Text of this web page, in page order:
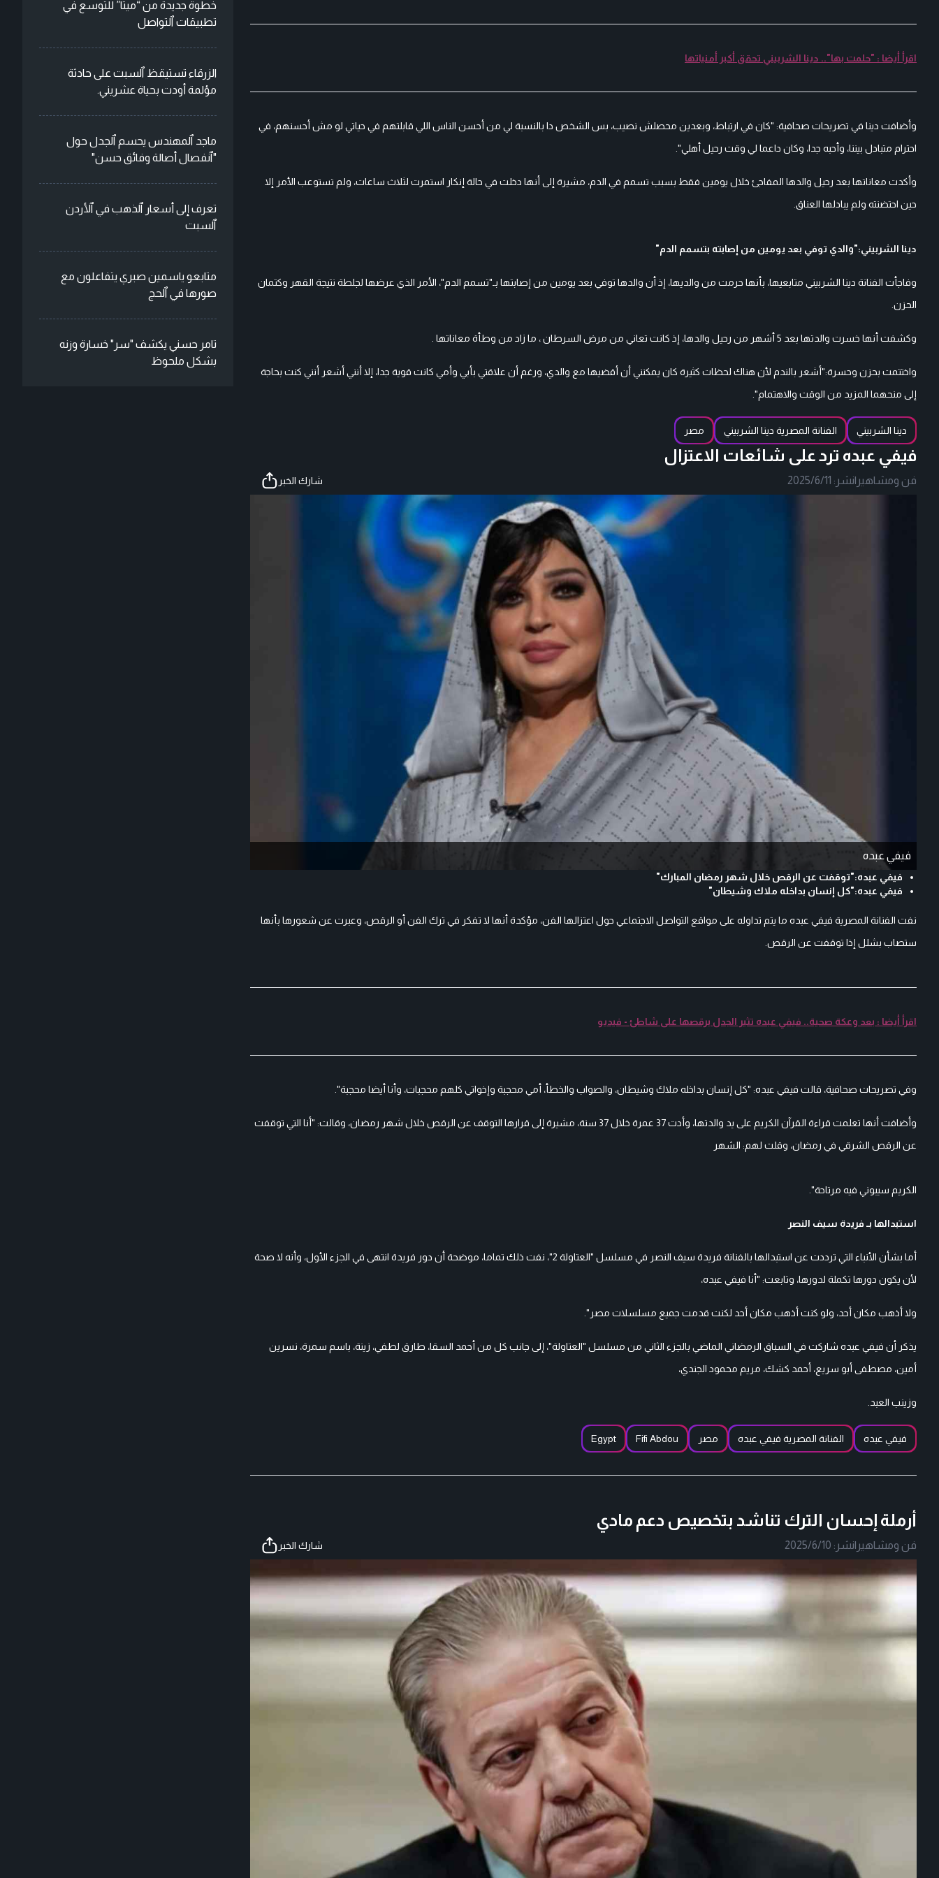
اقرأ أيضا : "حلمت بها".. دينا الشربيني تحقق أكبر أمنياتها
وأضافت دينا في تصريحات صحافية: "كان في ارتباط، وبعدين محصلش نصيب، بس الشخص دا بالنسبة لي من أحسن الناس اللي قابلتهم في حياتي لو مش أحسنهم، في
احترام متبادل بيننا، وأحبه جدا، وكان داعما لي وقت رحيل أهلي".
وأكدت معاناتها بعد رحيل والدها المفاجئ خلال يومين فقط بسبب تسمم في الدم، مشيرة إلى أنها دخلت في حالة إنكار استمرت لثلاث ساعات، ولم تستوعب الأمر إلا
حين احتضنته ولم يبادلها العناق.
دينا الشربيني:"والدي توفي بعد يومين من إصابته بتسمم الدم"
وفاجأت الفنانة دينا الشربيني متابعيها، بأنها حرمت من والديها، إذ أن والدها توفي بعد يومين من إصابتها بـ"تسمم الدم"، الأمر الذي عرضها لجلطة نتيجة القهر وكتمان
الحزن.
وكشفت أنها خسرت والدتها بعد 5 أشهر من رحيل والدها، إذ كانت تعاني من مرض السرطان ، ما زاد من وطأة معاناتها .
واختتمت بحزن وحسرة:"أشعر بالندم لأن هناك لحظات كثيرة كان يمكنني أن أقضيها مع والدي، ورغم أن علاقتي بأبي وأمي كانت قوية جدا، إلا أنني أشعر أنني كنت بحاجة
إلى منحهما المزيد من الوقت والاهتمام".
دينا الشربيني الفنانة المصرية دينا الشربيني مصر
فيفي عبده ترد على شائعات الاعتزال
فن ومشاهير نشر: 2025/6/11 شارك الخبر
فيفي عبده
فيفي عبده:"توقفت عن الرقص خلال شهر رمضان المبارك"
فيفي عبده:"كل إنسان بداخله ملاك وشيطان"
نفت الفنانة المصرية فيفي عبده ما يتم تداوله على مواقع التواصل الاجتماعي حول اعتزالها الفن، مؤكدة أنها لا تفكر في ترك الفن أو الرقص، وعبرت عن شعورها بأنها
ستصاب بشلل إذا توقفت عن الرقص.
اقرأ أيضا : بعد وعكة صحية.. فيفي عبده تثير الجدل برقصها على شاطئ - فيديو
وفي تصريحات صحافية، قالت فيفي عبده: "كل إنسان بداخله ملاك وشيطان، والصواب والخطأ، أمي محجبة وإخواتي كلهم محجبات، وأنا أيضا محجبة".
وأضافت أنها تعلمت قراءة القرآن الكريم على يد والدتها، وأدت 37 عمرة خلال 37 سنة، مشيرة إلى قرارها التوقف عن الرقص خلال شهر رمضان، وقالت: "أنا التي توقفت
عن الرقص الشرقي في رمضان، وقلت لهم: الشهر
الكريم سيبوني فيه مرتاحة".
استبدالها بـ فريدة سيف النصر
أما بشأن الأنباء التي ترددت عن استبدالها بالفنانة فريدة سيف النصر في مسلسل "العتاولة 2"، نفت ذلك تماما، موضحة أن دور فريدة انتهى في الجزء الأول، وأنه لا صحة
لأن يكون دورها تكملة لدورها، وتابعت: "أنا فيفي عبده،
ولا أذهب مكان أحد، ولو كنت أذهب مكان أحد لكنت قدمت جميع مسلسلات مصر".
يذكر أن فيفي عبده شاركت في السباق الرمضاني الماضي بالجزء الثاني من مسلسل "العتاولة"، إلى جانب كل من أحمد السقا، طارق لطفي، زينة، باسم سمرة، نسرين
أمين، مصطفى أبو سريع، أحمد كشك، مريم محمود الجندي،
وزينب العبد.
فيفي عبده الفنانة المصرية فيفي عبده مصر Fifi Abdou
Egypt
أرملة إحسان الترك تناشد بتخصيص دعم مادي
فن ومشاهير |نشر: 2025/6/10 شارك الخبر
خطوة جديدة من “ميتا” للتوسع في
تطبيقات ٱلتواصل
الزرقاء تستيقظ ٱلسبت على حادثة
مؤلمة أودت بحياة عشريني.
ماجد ٱلمهندس يحسم ٱلجدل حول
"ٱنفصال أصالة وفائق حسن"
تعرف إلى أسعار ٱلذهب في ٱلأردن
ٱلسبت
متابعو ياسمين صبري يتفاعلون مع
صورها في ٱلحج
تامر حسني يكشف "سر" خسارة وزنه
بشكل ملحوظ